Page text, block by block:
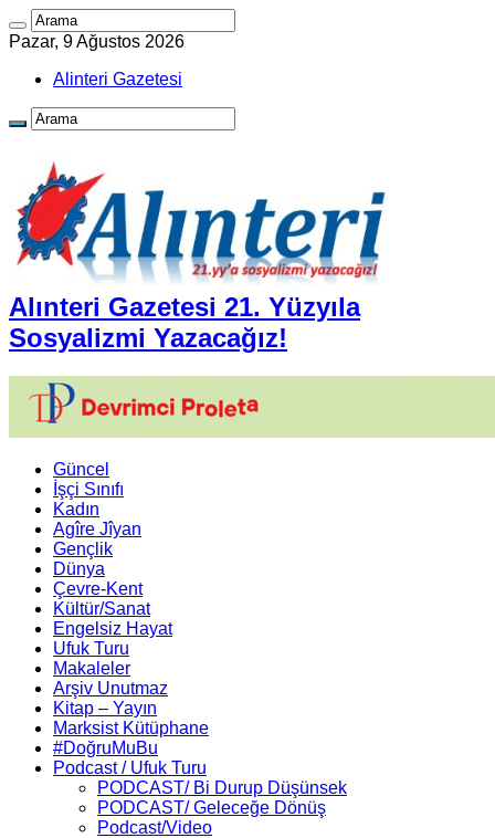
Pazar, 9 Ağustos 2026
Alinteri Gazetesi
Alınteri Gazetesi 21. Yüzyıla
Sosyalizmi Yazacağız!
Güncel
İşçi Sınıfı
Kadın
Agîre Jîyan
Gençlik
Dünya
Çevre-Kent
Kültür/Sanat
Engelsiz Hayat
Ufuk Turu
Makaleler
Arşiv Unutmaz
Kitap – Yayın
Marksist Kütüphane
#DoğruMuBu
Podcast / Ufuk Turu
PODCAST/ Bi Durup Düşünsek
PODCAST/ Geleceğe Dönüş
Podcast/Video